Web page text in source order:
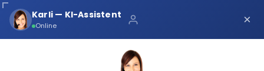
Über uns
Schnelle Lieferung
4.8(73 Bewertungen)
×
Karli — KI-Assistent
Online ×